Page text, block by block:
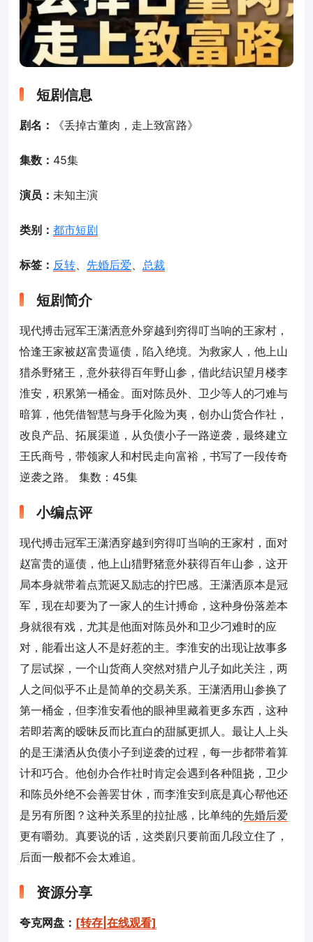
短剧信息
剧名： 《丢掉古董肉，走上致富路》
集数： 45集
演员： 未知主演
类别： 都市短剧
标签： 反转、 先婚后爱、 总裁
短剧简介
现代搏击冠军王潇洒意外穿越到穷得叮当响的王家村，
恰逢王家被赵富贵逼债，陷入绝境。为救家人，他上山
猎杀野猪王，意外获得百年野山参，借此结识望月楼李
淮安，积累第一桶金。面对陈员外、卫少等人的刁难与
暗算，他凭借智慧与身手化险为夷，创办山货合作社，
改良产品、拓展渠道，从负债小子一路逆袭，最终建立
王氏商号，带领家人和村民走向富裕，书写了一段传奇
逆袭之路。 集数：45集
小编点评
现代搏击冠军王潇洒穿越到穷得叮当响的王家村，面对
赵富贵的逼债，他上山猎野猪意外获得百年山参，这开
局本身就带着点荒诞又励志的拧巴感。王潇洒原本是冠
军，现在却要为了一家人的生计搏命，这种身份落差本
身就很有戏，尤其是他面对陈员外和卫少刁难时的应
对，能看出这人不是好惹的主。李淮安的出现让故事多
了层试探，一个山货商人突然对猎户儿子如此关注，两
人之间似乎不止是简单的交易关系。王潇洒用山参换了
第一桶金，但李淮安看他的眼神里藏着更多东西，这种
若即若离的暧昧反而比直白的甜腻更抓人。最让人上头
的是王潇洒从负债小子到逆袭的过程，每一步都带着算
计和巧合。他创办合作社时肯定会遇到各种阻挠，卫少
和陈员外绝不会善罢甘休，而李淮安到底是真心帮他还
是另有所图？这种关系里的拉扯感，比单纯的先婚后爱
更有嚼劲。真要说的话，这类剧只要前面几段立住了，
后面一般都不会太难追。
资源分享
夸克网盘： [转存|在线观看]